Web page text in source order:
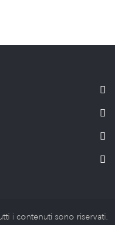
i contenuti sono riservati.